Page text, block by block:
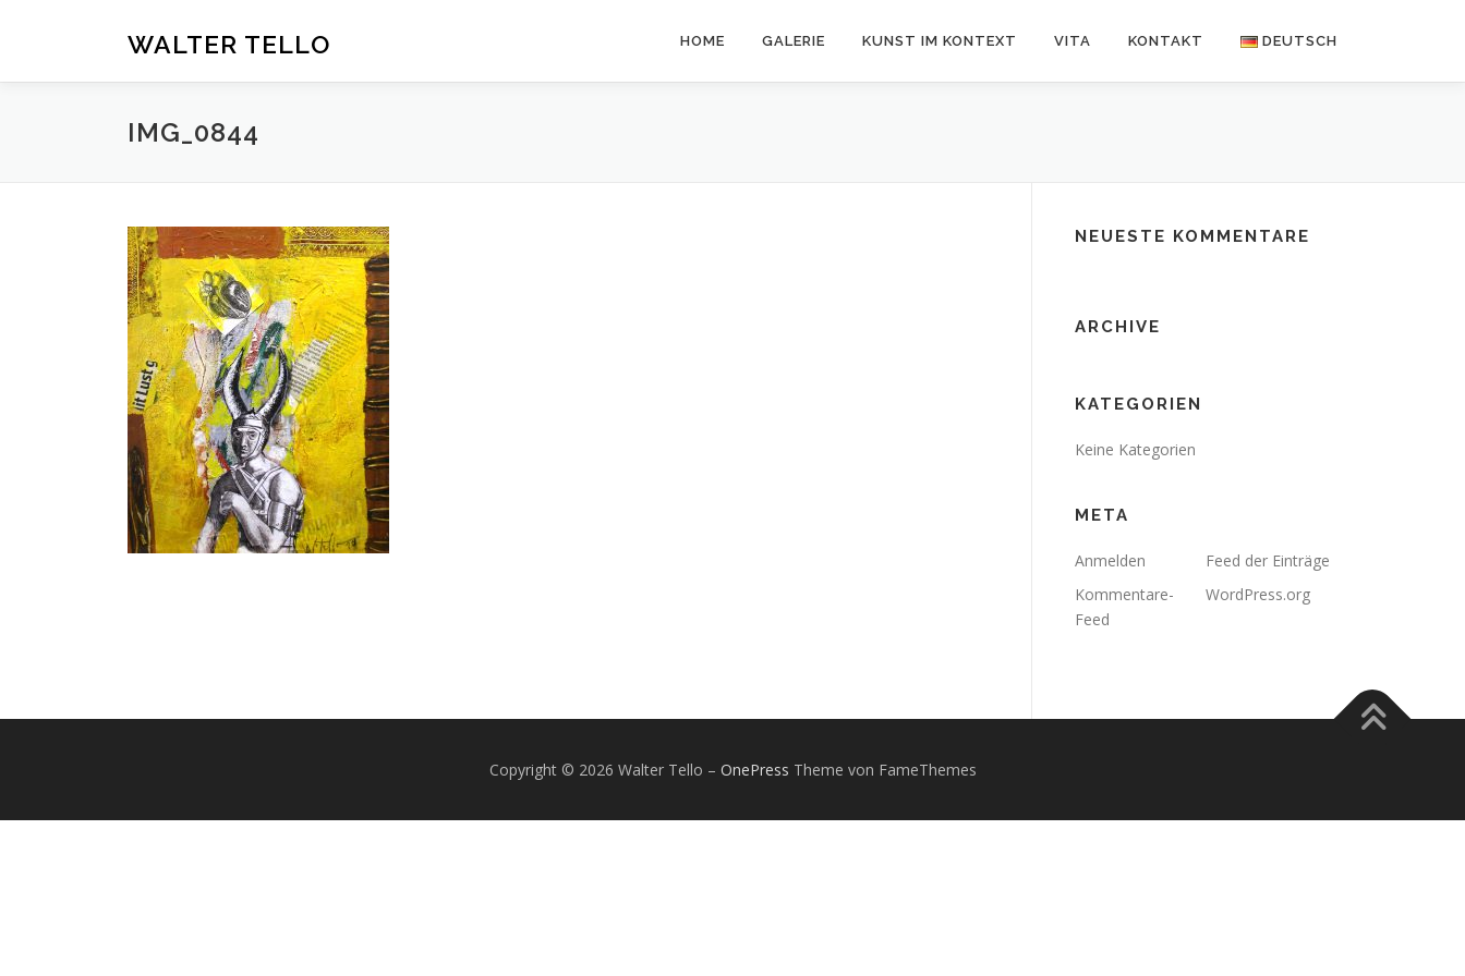
WALTER TELLO HOME GALERIE KUNST IM KONTEXT VITA KONTAKT DEUTSCH
IMG_0844
NEUESTE KOMMENTARE
ARCHIVE
KATEGORIEN
Keine Kategorien
META
Anmelden
Feed der Einträge
Kommentare-
Feed
WordPress.org
Copyright © 2026 Walter Tello – OnePress Theme von FameThemes